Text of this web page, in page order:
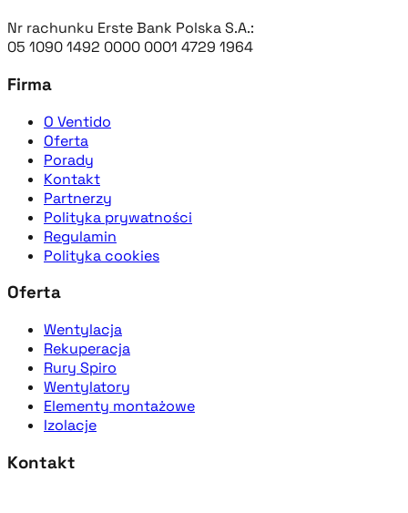
Nr rachunku Erste Bank Polska S.A.:
05 1090 1492 0000 0001 4729 1964
Firma
O Ventido
Oferta
Porady
Kontakt
Partnerzy
Polityka prywatności
Regulamin
Polityka cookies
Oferta
Wentylacja
Rekuperacja
Rury Spiro
Wentylatory
Elementy montażowe
Izolacje
Kontakt